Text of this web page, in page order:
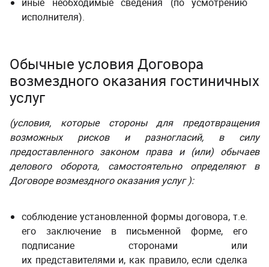
исполнителя).
Обычные условия Договора
возмездного оказания гостиничных
услуг
(условия, которые стороны для предотвращения
возможных рисков и разногласий, в силу
предоставленного законом права и (или) обычаев
делового оборота, самостоятельно определяют в
Договоре возмездного оказания услуг ):
соблюдение установленной формы договора, т.е.
его заключение в письменной форме, его
подписание сторонами или
их представителями и, как правило, если сделка